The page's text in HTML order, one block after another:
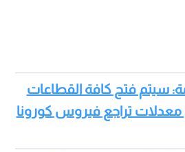
سيتم فتح كافة القطاعات
معدلات تراجع فيروس كورونا